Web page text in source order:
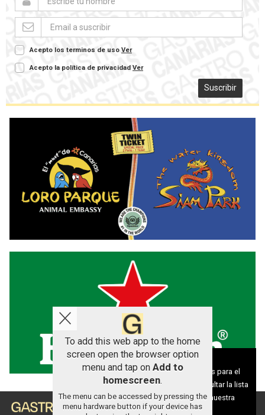
Acepto los terminos de uso Ver
Acepto la política de privacidad Ver
Suscribir
To add this web app to the home
screen open the browser option
menu and tap on Add to
homescreen.
The menu can be accessed by pressing the
menu hardware button if your device has
Aviso sobre el Uso de cookies:
Utilizamos cookies nuestras y de terceros para el
funcionamiento del digital. Puedes consultar la lista
de cookies y como desconectarlas. Ver nuestra
Política de Privacidad y Cookies